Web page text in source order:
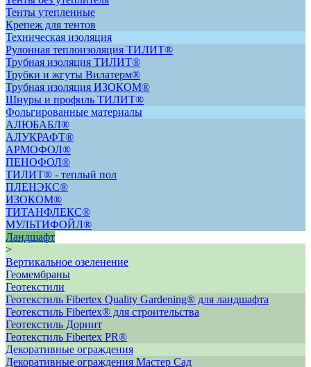
Тенты утепленные
Крепеж для тентов
Техническая изоляция
Рулонная теплоизоляция ТИЛИТ®
Трубная изоляция ТИЛИТ®
Трубки и жгуты Вилатерм®
Трубная изоляция ИЗОКОМ®
Шнуры и профиль ТИЛИТ®
Фольгированные материалы
АЛЮБАБЛ®
АЛУКРАФТ®
АРМОФОЛ®
ПЕНОФОЛ®
ТИЛИТ® - теплый пол
ПЛЕНЭКС®
ИЗОКОМ®
ТИТАНФЛЕКС®
МУЛЬТИФОЙЛ®
Ландшафт
>
Вертикальное озеленение
Геомембраны
Геотекстили
Геотекстиль Fibertex Quality Gardening® для ландшафта
Геотекстиль Fibertex® для строительства
Геотекстиль Дорнит
Геотекстиль Fibertex PR®
Декоративные ограждения
Декоративные ограждения Мастер Сад